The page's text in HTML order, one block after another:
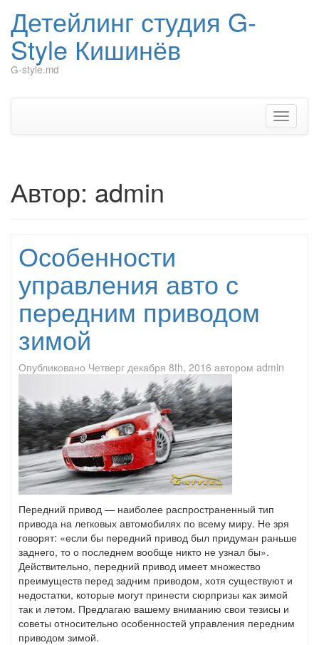
Детейлинг студия G-
Style Кишинёв
G-style.md
Скрыть
Автор: admin
Особенности
управления авто с
передним приводом
зимой
Опубликовано Четверг декабря 8th, 2016 автором admin
Передний привод — наиболее распространенный тип
привода на легковых автомобилях по всему миру. Не зря
говорят: «если бы передний привод был придуман раньше
заднего, то о последнем вообще никто не узнал бы».
Действительно, передний привод имеет множество
преимуществ перед задним приводом, хотя существуют и
недостатки, которые могут принести сюрпризы как зимой
так и летом. Предлагаю вашему вниманию свои тезисы и
советы относительно особенностей управления передним
приводом зимой.